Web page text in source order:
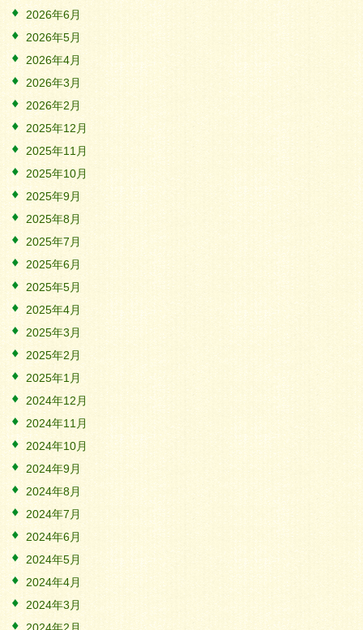
2026年6月
2026年5月
2026年4月
2026年3月
2026年2月
2025年12月
2025年11月
2025年10月
2025年9月
2025年8月
2025年7月
2025年6月
2025年5月
2025年4月
2025年3月
2025年2月
2025年1月
2024年12月
2024年11月
2024年10月
2024年9月
2024年8月
2024年7月
2024年6月
2024年5月
2024年4月
2024年3月
2024年2月